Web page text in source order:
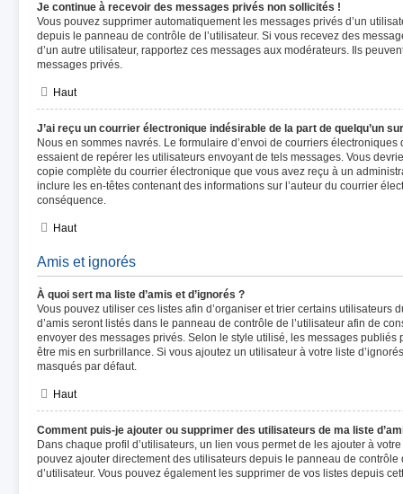
Je continue à recevoir des messages privés non sollicités !
Vous pouvez supprimer automatiquement les messages privés d’un
depuis le panneau de contrôle de l’utilisateur. Si vous recevez des
d’un autre utilisateur, rapportez ces messages aux modérateurs. Ils
messages privés.
Haut
J’ai reçu un courrier électronique indésirable de la part de quelqu’un
Nous en sommes navrés. Le formulaire d’envoi de courriers
essaient de repérer les utilisateurs envoyant de tels messages. Vous
copie complète du courrier électronique que vous avez reçu à un
inclure les en-têtes contenant des informations sur l’auteur du courrier
conséquence.
Haut
Amis et ignorés
À quoi sert ma liste d’amis et d’ignorés ?
Vous pouvez utiliser ces listes afin d’organiser et trier certains utilisateurs
d’amis seront listés dans le panneau de contrôle de l’utilisateur afin de
envoyer des messages privés. Selon le style utilisé, les messages
être mis en surbrillance. Si vous ajoutez un utilisateur à votre liste
masqués par défaut.
Haut
Comment puis-je ajouter ou supprimer des utilisateurs de ma liste
Dans chaque profil d’utilisateurs, un lien vous permet de les ajouter à
pouvez ajouter directement des utilisateurs depuis le panneau de contrôle
d’utilisateur. Vous pouvez également les supprimer de vos listes depuis